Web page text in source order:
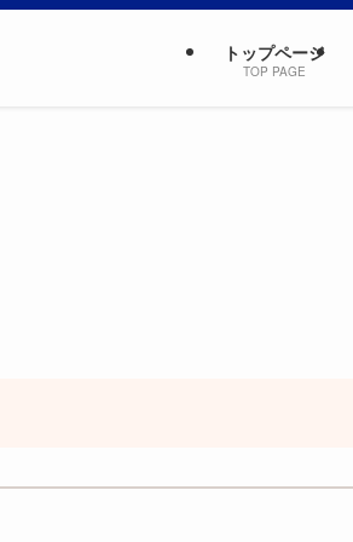
トップページ
TOP PAGE